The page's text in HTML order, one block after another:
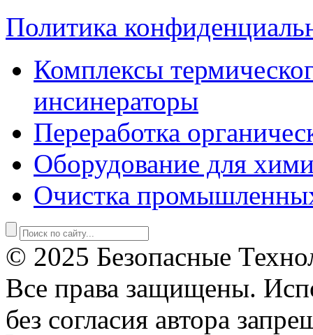
Политика
Комплексы
инсинераторы
Переработка
Оборудование для
Очистка
© 2025 Безопасные
Все права защищены.
без согласия автора